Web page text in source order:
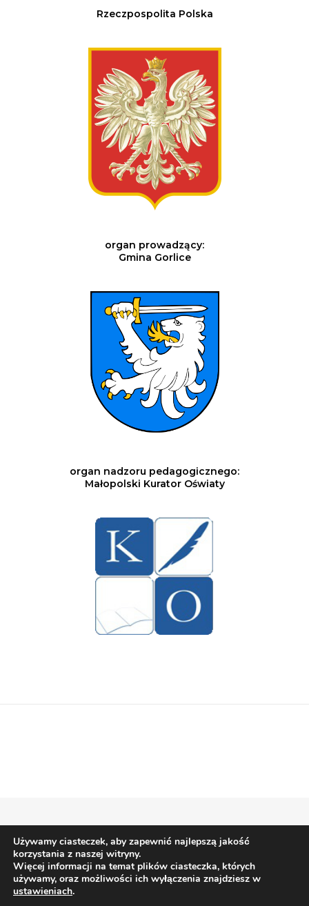
Rzeczpospolita Polska
organ prowadzący:
Gmina Gorlice
organ nadzoru pedagogicznego:
Małopolski Kurator Oświaty
Bard Motyw przez WP Royal.
Używamy ciasteczek, aby zapewnić najlepszą jakość
korzystania z naszej witryny.
Więcej informacji na temat plików ciasteczka, których
używamy, oraz możliwości ich wyłączenia znajdziesz w
ustawieniach.